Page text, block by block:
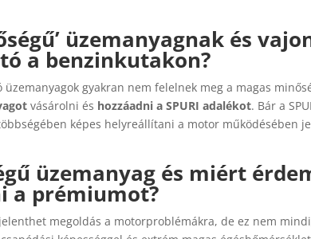
üzemanyagnak és
a benzinkutakon?
gyakran nem felelnek meg a magas
vásárolni és hozzáadni a SPURI adalékot. Bár a
képes helyreállítani a motor működésében
üzemanyag és miért
a prémiumot?
megoldás a motorproblémákra, de ez nem